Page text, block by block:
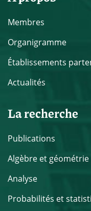
Membres
Organigramme
Établissements
Actualités
La recherche
Publications
Algèbre et géométrie
Analyse
Probabilités et